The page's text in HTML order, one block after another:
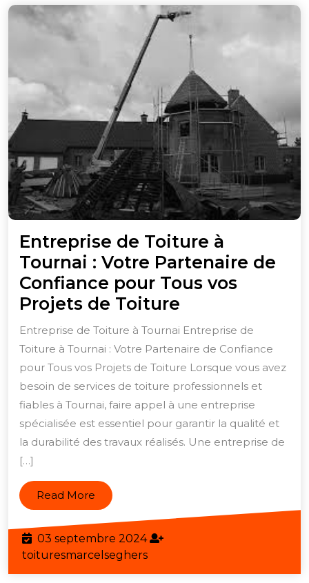
Entreprise de Toiture à
Tournai : Votre Partenaire de
Confiance pour Tous vos
Projets de Toiture
de
Toiture
à
Tournai
:
Votre
Partenaire
pour
Projets
Entreprise de Toiture à Tournai Entreprise de
Toiture à Tournai : Votre Partenaire de Confiance
pour Tous vos Projets de Toiture Lorsque vous avez
besoin de services de toiture professionnels et
fiables à Tournai, faire appel à une entreprise
spécialisée est essentiel pour garantir la qualité et
la durabilité des travaux réalisés. Une entreprise de
[…]
Read More Read
More
03 septembre 202403
septembre
2024
toituresmarcelsegherstoituresmarcelseghers